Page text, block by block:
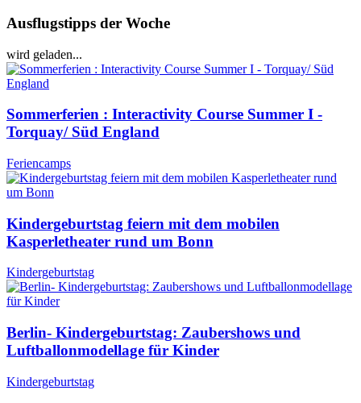
Ausflugstipps der Woche
wird geladen...
Sommerferien : Interactivity Course Summer I -
Torquay/ Süd England
Feriencamps
Kindergeburtstag feiern mit dem mobilen
Kasperletheater rund um Bonn
Kindergeburtstag
Berlin- Kindergeburtstag: Zaubershows und
Luftballonmodellage für Kinder
Kindergeburtstag